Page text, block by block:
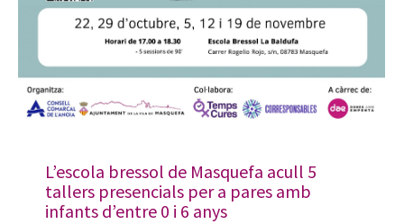
L’escola bressol de Masquefa acull 5
tallers presencials per a pares amb
infants d’entre 0 i 6 anys